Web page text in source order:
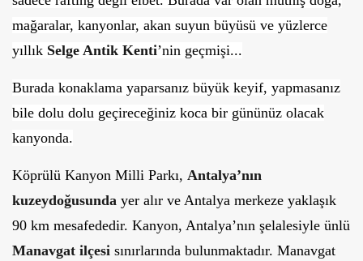
mağaralar, kanyonlar, akan suyun büyüsü ve yüzlerce
yıllık Selge Antik Kenti’nin geçmişi...
Burada konaklama yaparsanız büyük keyif, yapmasanız
bile dolu dolu geçireceğiniz koca bir gününüz olacak
kanyonda.
Köprülü Kanyon Milli Parkı, Antalya’nın
kuzeydoğusunda yer alır ve Antalya merkeze yaklaşık
90 km mesafededir. Kanyon, Antalya’nın şelalesiyle ünlü
Manavgat ilçesi sınırlarında bulunmaktadır. Manavgat